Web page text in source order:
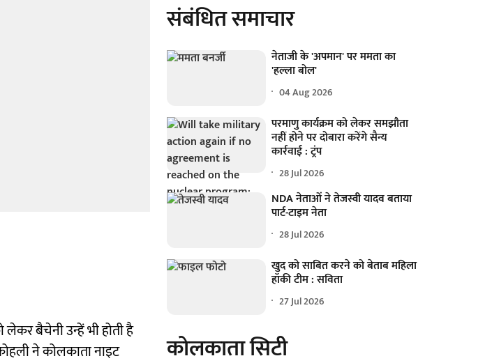
बैचेनी उन्हें भी होती है
ने कोलकाता नाइट
संबंधित समाचार
नेताजी के 'अपमान' पर ममता का
'हल्ला बोल'
04 Aug 2026
परमाणु कार्यक्रम को लेकर समझौता
नहीं होने पर दोबारा करेंगे सैन्य
कार्रवाई : ट्रंप
28 Jul 2026
NDA नेताओं ने तेजस्वी यादव बताया
पार्ट-टाइम नेता
28 Jul 2026
खुद को साबित करने को बेताब महिला
हॉकी टीम : सविता
27 Jul 2026
कोलकाता सिटी